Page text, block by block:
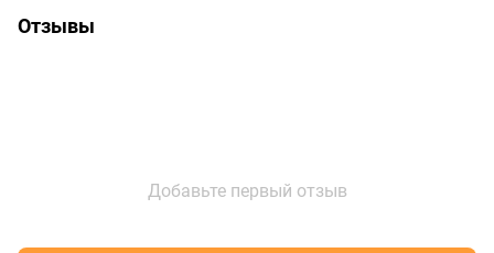
Отзывы
Добавьте первый отзыв